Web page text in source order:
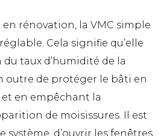
rénovation, la VMC simple
Cela signifie qu’elle
taux d’humidité de la
outre de protéger le bâti en
et en empêchant la
de moisissures. Il est
système, d’ouvrir les fenêtres